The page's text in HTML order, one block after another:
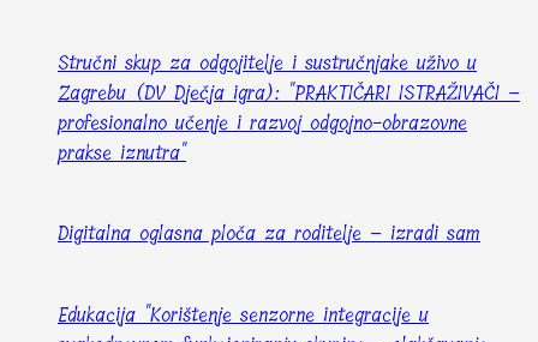
Stručni skup za odgojitelje i sustručnjake uživo u
Zagrebu (DV Dječja igra): "PRAKTIČARI ISTRAŽIVAČI –
profesionalno učenje i razvoj odgojno-obrazovne
prakse iznutra"
Digitalna oglasna ploča za roditelje – izradi sam
Edukacija "Korištenje senzorne integracije u